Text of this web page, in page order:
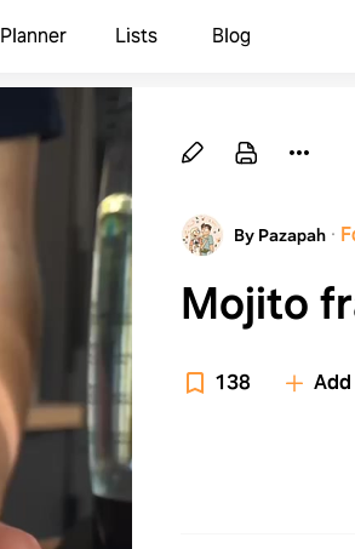
Planner Lists Blog
By Pazapah ·
Mojito
138